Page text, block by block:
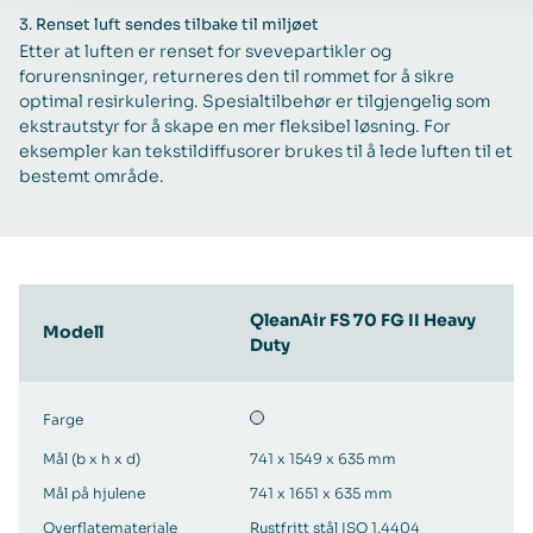
3. Renset luft sendes tilbake til miljøet
Etter at luften er renset for svevepartikler og
forurensninger, returneres den til rommet for å sikre
optimal resirkulering. Spesialtilbehør er tilgjengelig som
ekstrautstyr for å skape en mer fleksibel løsning. For
eksempler kan tekstildiffusorer brukes til å lede luften til et
bestemt område.
Modell
QleanAir FS 70 FG II Heavy
Duty
Farge
Mål (b x h x d)
741 x 1549 x 635 mm
Mål på hjulene
741 x 1651 x 635 mm
Overflatemateriale
Rustfritt stål ISO 1.4404